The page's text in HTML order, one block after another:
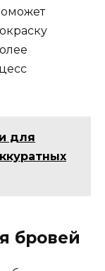
для
бровей